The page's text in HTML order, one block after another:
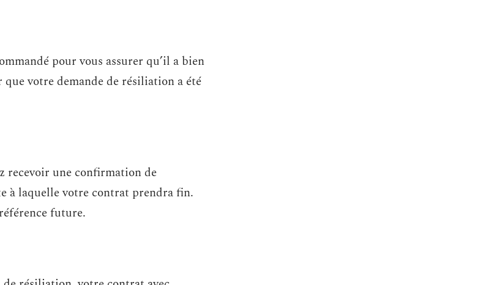
pour vous assurer qu’il a bien
votre demande de résiliation a été
recevoir une confirmation de
à laquelle votre contrat prendra fin.
future.